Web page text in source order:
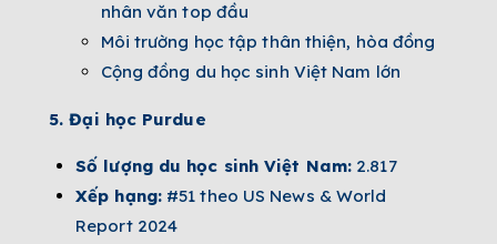
nhân văn top đầu
Môi trường học tập thân thiện, hòa đồng
Cộng đồng du học sinh Việt Nam lớn
5. Đại học Purdue
Số lượng du học sinh Việt Nam: 2.817
Xếp hạng:#51 theo US News & World
Report 2024